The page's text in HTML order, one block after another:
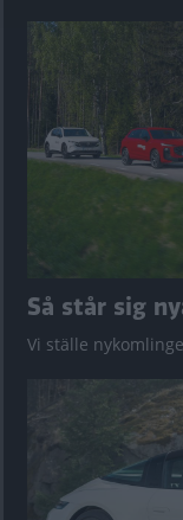
Så står sig
Vi ställe